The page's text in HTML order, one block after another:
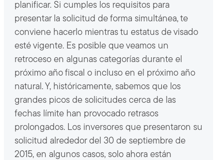
planificar. Si cumples los requisitos para
presentar la solicitud de forma simultánea, te
conviene hacerlo mientras tu estatus de visado
esté vigente. Es posible que veamos un
retroceso en algunas categorías durante el
próximo año fiscal o incluso en el próximo año
natural. Y, históricamente, sabemos que los
grandes picos de solicitudes cerca de las
fechas límite han provocado retrasos
prolongados. Los inversores que presentaron su
solicitud alrededor del 30 de septiembre de
2015, en algunos casos, solo ahora están